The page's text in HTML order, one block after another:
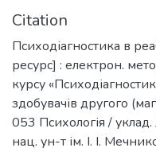
Citation
Психодіагностика в
ресурс] : електрон.
курсу
здобувачів другого
053 Психoлoгія /
нац. ун-т ім. І. І.